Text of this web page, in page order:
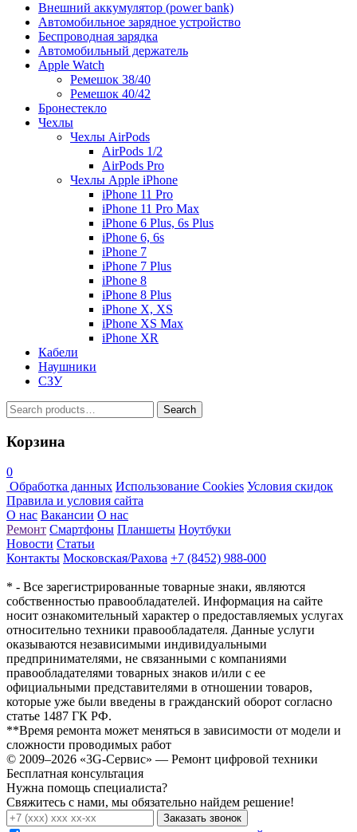
Внешний аккумулятор (power bank)
Автомобильное зарядное устройство
Беспроводная зарядка
Автомобильный держатель
Apple Watch
Ремешок 38/40
Ремешок 40/42
Бронестекло
Чехлы
Чехлы AirPods
AirPods 1/2
AirPods Pro
Чехлы Apple iPhone
iPhone 11 Pro
iPhone 11 Pro Max
iPhone 6 Plus, 6s Plus
iPhone 6, 6s
iPhone 7
iPhone 7 Plus
iPhone 8
iPhone 8 Plus
iPhone X, XS
iPhone XS Max
iPhone XR
Кабели
Наушники
СЗУ
Search
for:
Search
Корзина
0
Обработка данных Использование Cookies Условия скидок
Правила и условия сайта
О нас Вакансии О нас
Ремонт Смартфоны Планшеты Ноутбуки
Новости Статьи
Контакты Московская/Рахова +7 (8452) 988-000
* - Все зарегистрированные товарные знаки, являются
собственностью правообладателей. Информация на сайте
носит ознакомительный характер о предоставляемых услугах
относительно техники правообладателя. Данные услуги
оказываются независимыми индивидуальными
предпринимателями, не связанными с компаниями
правообладателями товарных знаков и/или с ее
официальными представителями в отношении товаров,
которые уже были введены в гражданский оборот согласно
статье 1487 ГК РФ.
**Время ремонта может меняться в зависимости от модели и
сложности проводимых работ
© 2009–2026 «3G-Сервис» — Ремонт цифровой техники
Бесплатная консультация
Нужна помощь специалиста?
Свяжитесь с нами, мы обязательно найдем решение!
Заказать звонок